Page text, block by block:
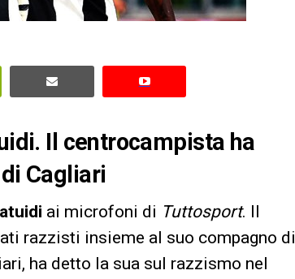
Il centrocampista ha
Cagliari
ai microfoni di Tuttosport. Il
razzisti insieme al suo compagno di
ha detto la sua sul razzismo nel